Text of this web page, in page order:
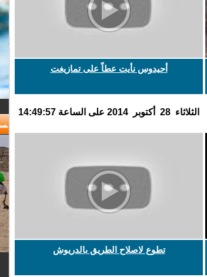
أحيدوس نأيت عطاّ على تمازيغت
الثلاثاء 28 أكتوبر 2014 على الساعة 14:49:57
تطوع لاصلاح الطريق بالدريوش